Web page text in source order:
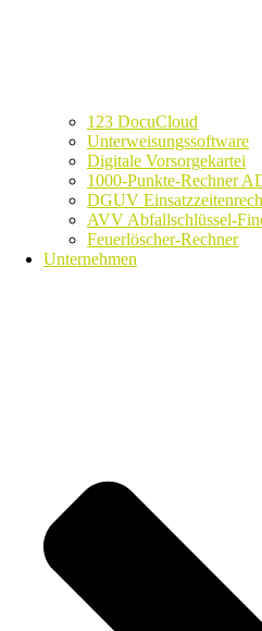
123 DocuCloud
Unterweisungssoftware
Digitale Vorsorgekartei
1000-Punkte-Rechner
DGUV
AVV Abfallschlüssel-
Feuerlöscher-Rechner
Unternehmen